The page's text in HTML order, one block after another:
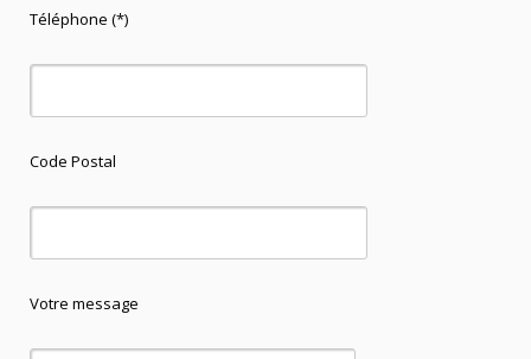
Téléphone (*)
Code Postal
Votre message